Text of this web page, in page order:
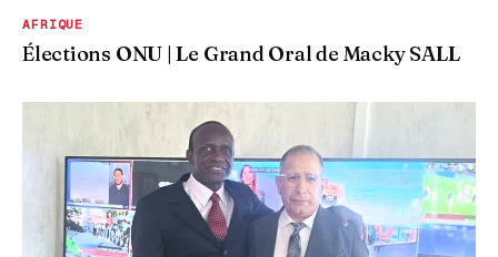
AFRIQUE
Élections ONU | Le Grand Oral de Macky SALL